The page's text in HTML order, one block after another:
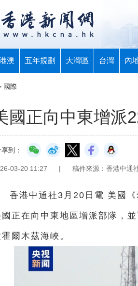
澳 五年規劃 大灣區 台灣 內
國際
國正向中東增派
到：
03-20 11:27 | 稿件來源：香港中通
香港中通社3月20日電 美國
國正在向中東地區增派部隊，
霍爾木茲海峽。